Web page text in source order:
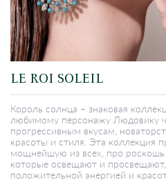
LE ROI SOLEIL
Король солнца – знаковая
любимому персонажу Людовику
прогрессивным вкусам,
красоты и стиля. Эта коллекция
мощнейшую из всех, про роскошь
которые освещают и
положительной энергией и